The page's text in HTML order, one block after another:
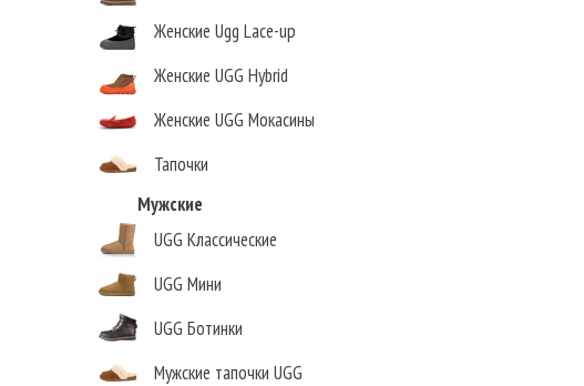
Женские Ugg Lace-up
Женские UGG Hybrid
Женские UGG Мокасины
Тапочки
Мужские
UGG Классические
UGG Мини
UGG Ботинки
Мужские тапочки UGG